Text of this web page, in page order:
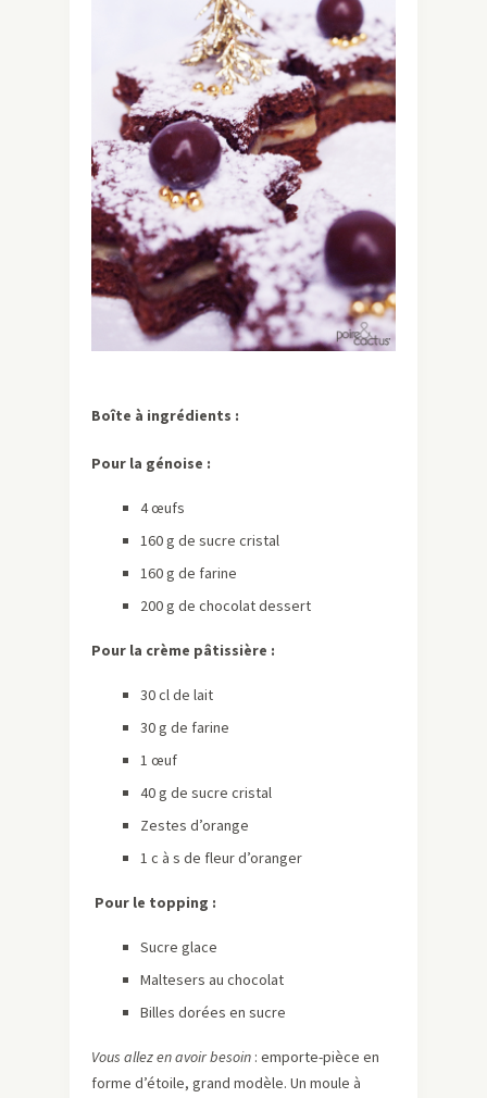
Boîte à ingrédients :
Pour la génoise :
4 œufs
160 g de sucre cristal
160 g de farine
200 g de chocolat dessert
Pour la crème pâtissière :
30 cl de lait
30 g de farine
1 œuf
40 g de sucre cristal
Zestes d’orange
1 c à s de fleur d’oranger
Pour le topping :
Sucre glace
Maltesers au chocolat
Billes dorées en sucre
Vous allez en avoir besoin : emporte-pièce en
forme d’étoile, grand modèle. Un moule à